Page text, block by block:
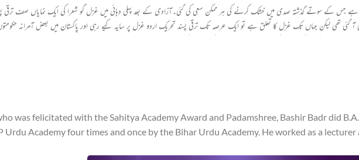
گئی تھی لیکن جہاں تک غزل کا تعلق ہے تو ایک عرصہ تک ترقی پسند تحریک اردو غزل پر سایہ کیے رہی اور پاکستان میں بعض آمرانہ
معاشرے، اُس کے افراد کے محسوسات اور مسائل کے اظہار کے نئے قرینے اور امکانات سامنے آئے۔ ویسےبھی اردو غزل نے
was felicitated with the Sahitya Academy Award and Padamshree, Bashir Badr did
Urdu Academy four times and once by the Bihar Urdu Academy. He worked as a
He then proceeded to become the head of the department of the same college